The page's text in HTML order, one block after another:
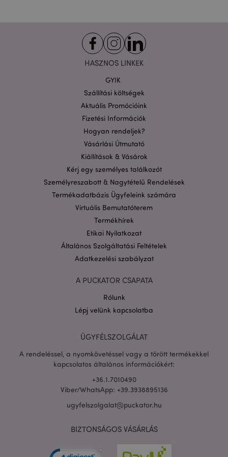
HASZNOS LINKEK
GYIK
Szállítási költségek
Aktuális Promócióink
Fizetési Információk
Hogyan rendeljek?
Vásárlási Útmutató
Kiállítások & Vásárok
Kérj egy személyes találkozót
Személyreszabott & Nagytételű Rendelések
Termékadatbázis Ügyfeleink számára
Virtuális Bemutatóterem
Termékhírek
Etikai Nyilatkozat
Általános Szolgáltatási Feltételek
Adatkezelési szabályzat
A PUCKATOR CSAPATA
Rólunk
Lépj velünk kapcsolatba
ÜGYFÉLSZOLGÁLAT
A rendeléssel, a nyomkövetéssel vagy a törött termékekkel
kapcsolatos általános információkért:
+36.1.7010490
Viber/WhatsApp: +39.3938895136
ugyfelszolgalat@puckator.hu
BIZTONSÁGOS VÁSÁRLÁS
például a felhasználói bejelentkezést és a
fiókkezelést. A weboldal nem használható
megfelelően a feltétlenül szükséges sütik nélkül.
CookieScriptConsent
PHPSESSID
PHP.net
.puckator.hu
X-Magento-Vary
adatvédelmi szabályzatát